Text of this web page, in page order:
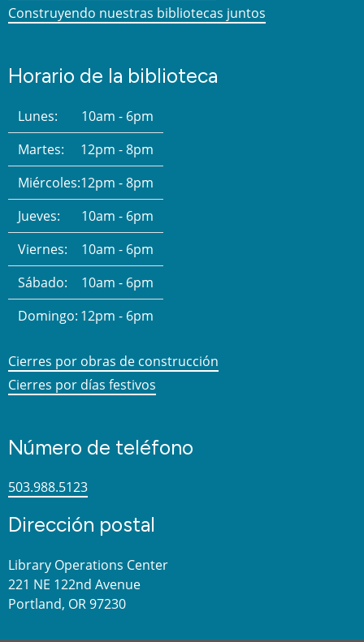
Construyendo nuestras bibliotecas juntos
Horario de la biblioteca
Lunes:
10am - 6pm
Martes:
12pm - 8pm
Miércoles:12pm - 8pm
Jueves:
10am - 6pm
Viernes:
10am - 6pm
Sábado:
10am - 6pm
Domingo: 12pm - 6pm
Cierres por obras de construcción
Cierres por días festivos
Número de teléfono
503.988.5123
Dirección postal
Library Operations Center
221 NE 122nd Avenue
Portland, OR 97230